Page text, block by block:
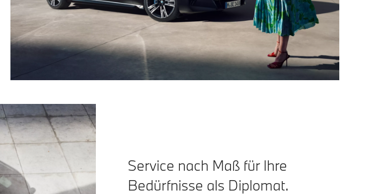
Service nach Maß für Ihre
Bedürfnisse als Diplomat.